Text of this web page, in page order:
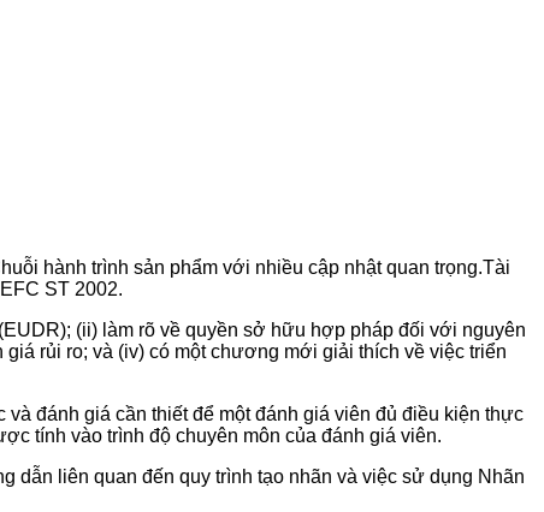
hành trình sản phẩm với nhiều cập nhật quan trọng.Tài
ST 2002.
(ii) làm rõ về quyền sở hữu hợp pháp đối với nguyên
rủi ro; và (iv) có một chương mới giải thích về việc triển
đánh giá cần thiết để một đánh giá viên đủ điều kiện thực
tính vào trình độ chuyên môn của đánh giá viên.
dẫn liên quan đến quy trình tạo nhãn và việc sử dụng Nhãn